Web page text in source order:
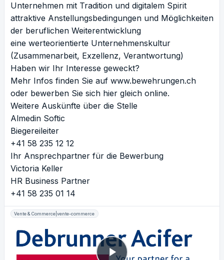
Unternehmen mit Tradition und digitalem Spirit
attraktive Anstellungsbedingungen und Möglichkeiten
der beruflichen Weiterentwicklung
eine werteorientierte Unternehmenskultur
(Zusammenarbeit, Exzellenz, Verantwortung)
Haben wir Ihr Interesse geweckt?
Mehr Infos finden Sie auf www.bewehrungen.ch
oder bewerben Sie sich hier gleich online.
Weitere Auskünfte über die Stelle
Almedin Softic
Biegereileiter
+41 58 235 12 12
Ihr Ansprechpartner für die Bewerbung
Victoria Keller
HR Business Partner
+41 58 235 01 14
Vente & Commerce|vente-commerce